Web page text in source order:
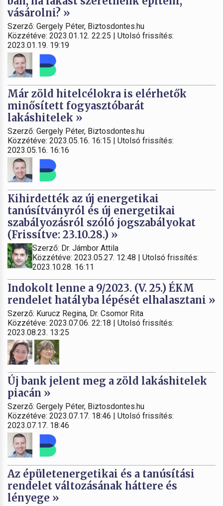
vásárolni? »
Szerző: Gergely Péter, Biztosdontes.hu
Közzétéve: 2023.01.12. 22:25 | Utolsó frissítés:
2023.01.19. 19:19
Már zöld hitelcélokra is elérhetők
minősített fogyasztóbarát
lakáshitelek »
Szerző: Gergely Péter, Biztosdontes.hu
Közzétéve: 2023.05.16. 16:15 | Utolsó frissítés:
2023.05.16. 16:16
Kihirdették az új energetikai
tanúsítványról és új energetikai
szabályozásról szóló jogszabályokat
(Frissítve: 23.10.28.) »
Szerző: Dr. Jámbor Attila
Közzétéve: 2023.05.27. 12:48 | Utolsó frissítés:
2023.10.28. 16:11
Indokolt lenne a 9/2023. (V. 25.) ÉKM
rendelet hatályba lépését elhalasztani »
Szerző: Kurucz Regina, Dr. Csomor Rita
Közzétéve: 2023.07.06. 22:18 | Utolsó frissítés:
2023.08.23. 13:25
Új bank jelent meg a zöld lakáshitelek
piacán »
Szerző: Gergely Péter, Biztosdontes.hu
Közzétéve: 2023.07.17. 18:46 | Utolsó frissítés:
2023.07.17. 18:46
Az épületenergetikai és a tanúsítási
rendelet változásának háttere és
lényege »